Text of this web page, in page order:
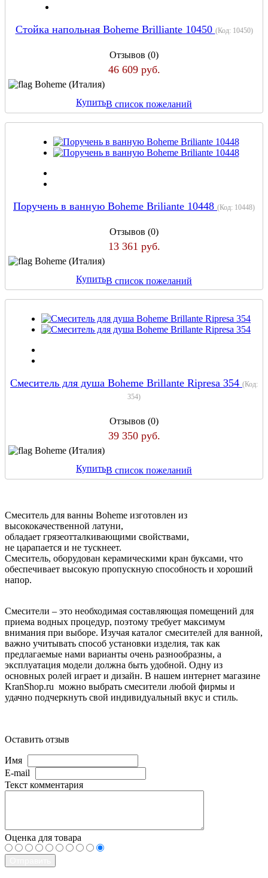
Стойка напольная Boheme Brilliante 10450 (Код: 10450)
Отзывов (0)
46 609 руб.
Boheme (Италия)
КупитьВ список пожеланий
Поручень в ванную Boheme Briliante 10448 (Код: 10448)
Отзывов (0)
13 361 руб.
Boheme (Италия)
КупитьВ список пожеланий
Смеситель для душа Boheme Brillante Ripresa 354 (Код:
354)
Отзывов (0)
39 350 руб.
Boheme (Италия)
КупитьВ список пожеланий
Смеситель для ванны Boheme изготовлен из
высококачественной латуни,
обладает грязеотталкивающими свойствами,
не царапается и не тускнеет.
Смеситель, оборудован керамическими кран буксами, что
обеспечивает высокую пропускную способность и хороший
напор.
Смесители – это необходимая составляющая помещений для
приема водных процедур, поэтому требует максимум
внимания при выборе. Изучая каталог смесителей для ванной,
важно учитывать способ установки изделия, так как
предлагаемые нами варианты очень разнообразны, а
эксплуатация модели должна быть удобной. Одну из
основных ролей играет и дизайн. В нашем интернет магазине
KranShop.ru можно выбрать смесители любой фирмы и
удачно подчеркнуть свой индивидуальный вкус и стиль.
Оставить отзыв
Имя
E-mail
Текст комментария
Оценка для товара